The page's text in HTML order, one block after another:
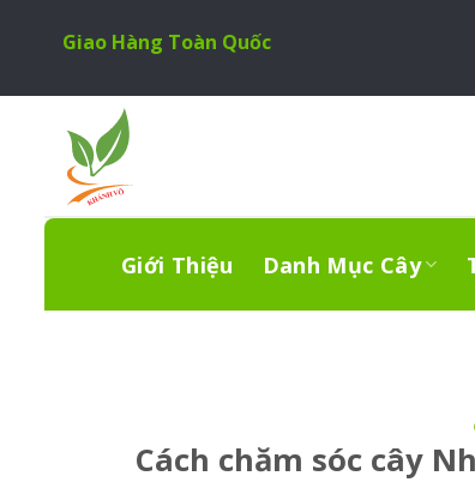
Giao Hàng Toàn Quốc
Giới Thiệu Danh Mục Cây
Cách chăm sóc cây